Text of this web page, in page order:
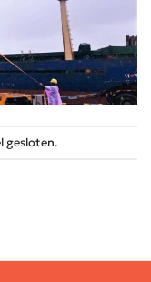
gesloten.